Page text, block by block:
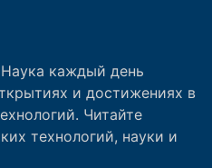
каждый день
и достижениях в
Читайте
технологий, науки и